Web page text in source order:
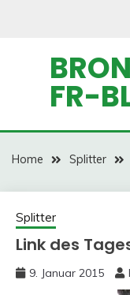
FR-
Home Splitter
Splitter
Link des
9. Januar 2015